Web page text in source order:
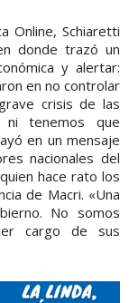
Online, Schiaretti
donde trazó un
y alertar:
en no controlar
crisis de las
ni tenemos que
en un mensaje
nacionales del
hace rato los
de Macri. «Una
No somos
cargo de sus